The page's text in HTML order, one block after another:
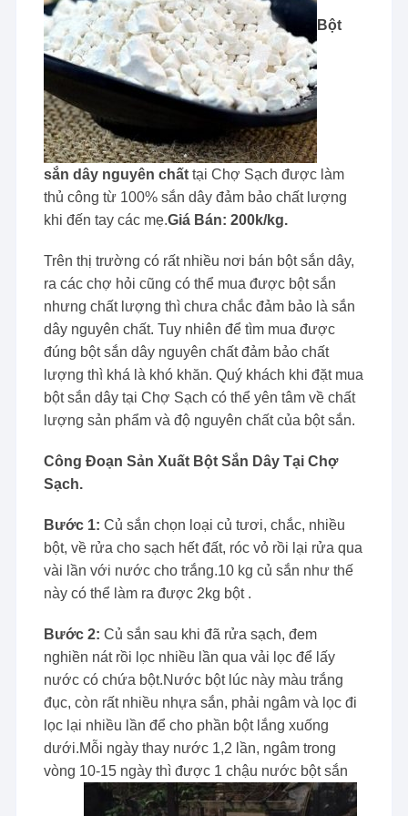
Bột
sắn dây nguyên chất tại Chợ Sạch được làm
thủ công từ 100% sắn dây đảm bảo chất lượng
khi đến tay các mẹ.Giá Bán: 200k/kg.
Trên thị trường có rất nhiều nơi bán bột sắn dây,
ra các chợ hỏi cũng có thể mua được bột sắn
nhưng chất lượng thì chưa chắc đảm bảo là sắn
dây nguyên chất. Tuy nhiên để tìm mua được
đúng bột sắn dây nguyên chất đảm bảo chất
lượng thì khá là khó khăn. Quý khách khi đặt mua
bột sắn dây tại Chợ Sạch có thể yên tâm về chất
lượng sản phẩm và độ nguyên chất của bột sắn.
Công Đoạn Sản Xuất Bột Sắn Dây Tại Chợ
Sạch.
Bước 1: Củ sắn chọn loại củ tươi, chắc, nhiều
bột, về rửa cho sạch hết đất, róc vỏ rồi lại rửa qua
vài lần với nước cho trắng.10 kg củ sắn như thế
này có thể làm ra được 2kg bột .
Bước 2: Củ sắn sau khi đã rửa sạch, đem
nghiền nát rồi lọc nhiều lần qua vải lọc để lấy
nước có chứa bột.Nước bột lúc này màu trắng
đục, còn rất nhiều nhựa sắn, phải ngâm và lọc đi
lọc lại nhiều lần để cho phần bột lắng xuống
dưới.Mỗi ngày thay nước 1,2 lần, ngâm trong
vòng 10-15 ngày thì được 1 chậu nước bột sắn